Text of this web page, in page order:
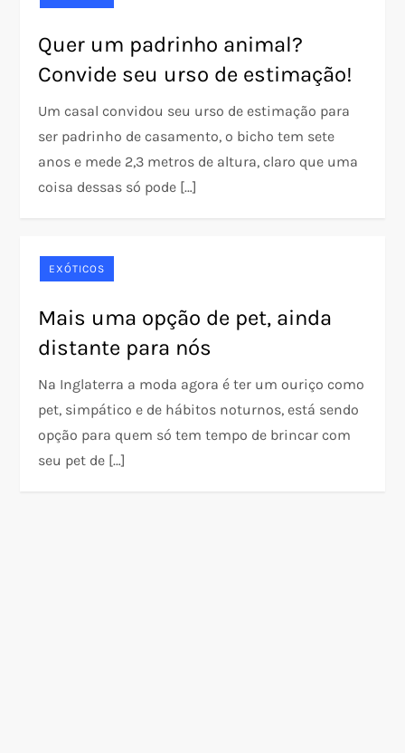
Quer um padrinho animal?
Convide seu urso de estimação!
Um casal convidou seu urso de estimação para
ser padrinho de casamento, o bicho tem sete
anos e mede 2,3 metros de altura, claro que uma
coisa dessas só pode […]
EXÓTICOS
Mais uma opção de pet, ainda
distante para nós
Na Inglaterra a moda agora é ter um ouriço como
pet, simpático e de hábitos noturnos, está sendo
opção para quem só tem tempo de brincar com
seu pet de […]